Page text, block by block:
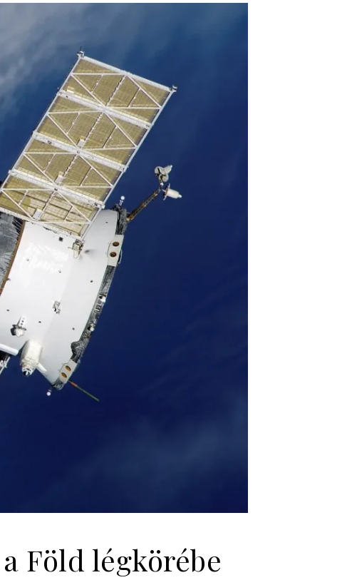
Föld légkörébe